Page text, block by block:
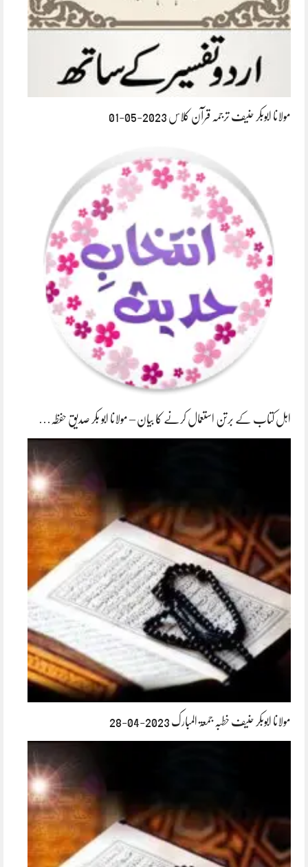
مولانا ابوبکر حنیف ترجمہ قرآن کلاس 2023-05-01
اہل کتاب کے برتن استعمال کرنے کا بیان – مولانا ابو بکر صدیق حفظہ…
مولانا ابوبکر حنیف خطبہ جمعۃ المبارک 2023-04-28